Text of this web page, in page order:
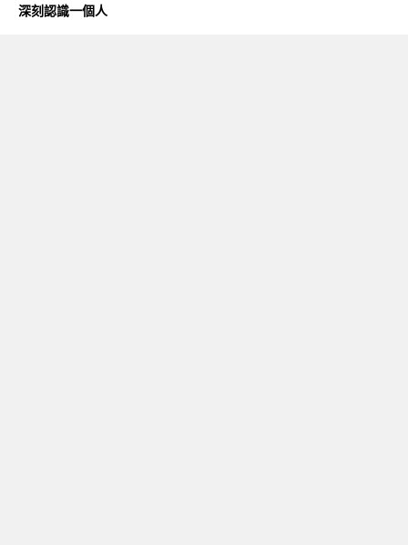
深刻認識一個人